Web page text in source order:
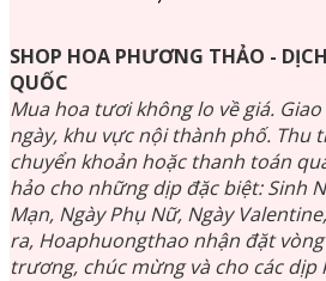
SHOP HOA PHƯƠNG THẢO -
QUỐC
Mua hoa tươi không lo về giá.
ngày, khu vực nội thành phố. Thu
chuyển khoản hoặc thanh toán
hảo cho những dịp đặc biệt: Sinh
Mạn, Ngày Phụ Nữ, Ngày
ra, Hoaphuongthao nhận đặt
trương, chúc mừng và cho các dịp